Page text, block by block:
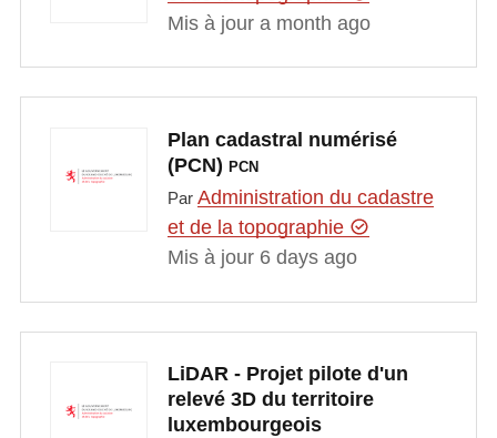
Mis à jour a month ago
Plan cadastral numérisé
(PCN) PCN
Par Administration du cadastre
et de la topographie
Mis à jour 6 days ago
LiDAR - Projet pilote d'un
relevé 3D du territoire
luxembourgeois